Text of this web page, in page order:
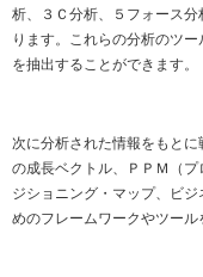
析、３Ｃ分析、５フォース
ります。これらの分析のツ
を抽出することができます。
次に分析された情報をもと
の成長ベクトル、ＰＰＭ（
ジショニング・マップ、ビ
めのフレームワークやツール